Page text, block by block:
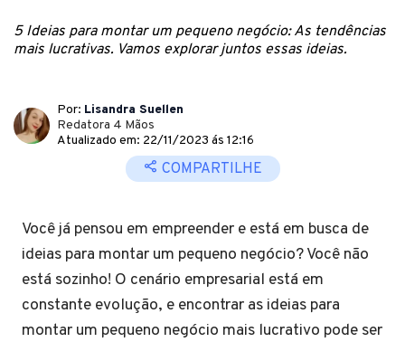
5 Ideias para montar um pequeno negócio: As tendências
mais lucrativas. Vamos explorar juntos essas ideias.
Por: Lisandra Suellen
Redatora 4 Mãos
Atualizado em: 22/11/2023 ás 12:16
COMPARTILHE
Você já pensou em empreender e está em busca de
ideias para montar um pequeno negócio? Você não
está sozinho! O cenário empresarial está em
constante evolução, e encontrar as ideias para
montar um pequeno negócio mais lucrativo pode ser